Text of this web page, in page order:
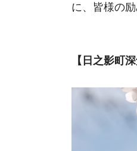
に、皆様の
【日之影町深